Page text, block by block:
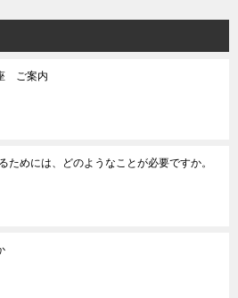
ご案内
ためには、どのようなことが必要ですか。